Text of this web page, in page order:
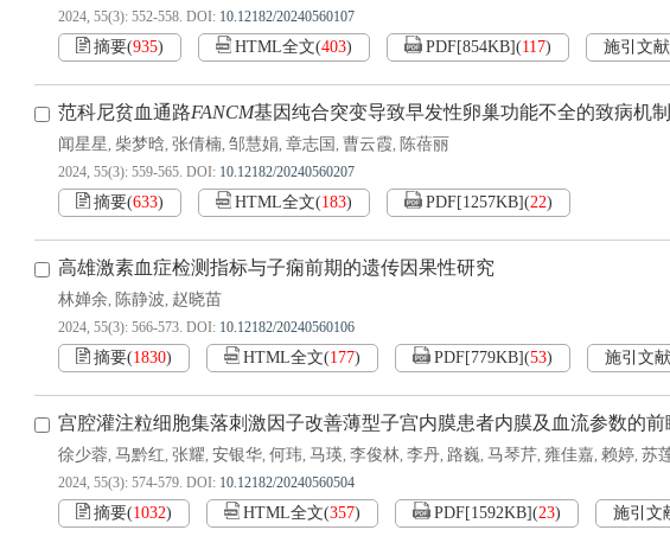
2024, 55(3): 552-558. DOI: 10.12182/20240560107
摘要(935) HTML全文(403) PDF[854KB](117) 施引文献
范科尼贫血通路FANCM基因纯合突变导致早发性卵巢功能不全的致病机制
闻星星, 柴梦晗, 张倩楠, 邹慧娟, 章志国 , 曹云霞, 陈蓓丽
2024, 55(3): 559-565. DOI: 10.12182/20240560207
摘要(633) HTML全文(183) PDF[1257KB](22)
高雄激素血症检测指标与子痫前期的遗传因果性研究
林婵余, 陈静波, 赵晓苗
2024, 55(3): 566-573. DOI: 10.12182/20240560106
摘要(1830) HTML全文(177) PDF[779KB](53) 施引文献
宫腔灌注粒细胞集落刺激因子改善薄型子宫内膜患者内膜及血流参数的
徐少蓉, 马黔红, 张耀, 安银华, 何玮, 马瑛, 李俊林, 李丹, 路巍, 马琴芹, 雍佳嘉, 赖婷, 苏
2024, 55(3): 574-579. DOI: 10.12182/20240560504
摘要(1032) HTML全文(357) PDF[1592KB](23) 施引文